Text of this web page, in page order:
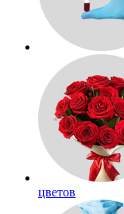
цветов